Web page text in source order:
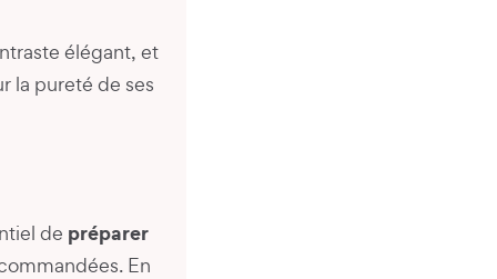
élégant, et
la pureté de ses
de préparer
En